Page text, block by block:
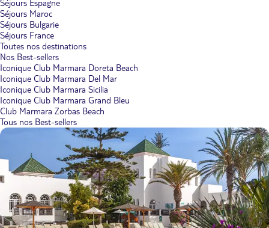
Séjours Espagne
Séjours Maroc
Séjours Bulgarie
Séjours France
Toutes nos destinations
Nos Best-sellers
Iconique Club Marmara Doreta Beach
Iconique Club Marmara Del Mar
Iconique Club Marmara Sicilia
Iconique Club Marmara Grand Bleu
Club Marmara Zorbas Beach
Tous nos Best-sellers